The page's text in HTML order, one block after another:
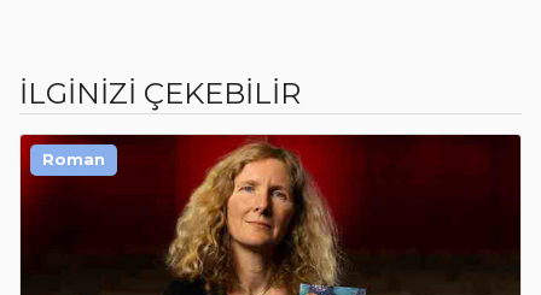
İLGİNİZİ ÇEKEBİLİR
Roman